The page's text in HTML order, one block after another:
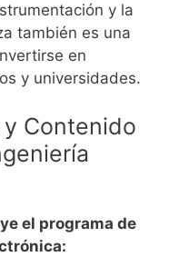
y la
también es una
en
y universidades.
Contenido
el programa de